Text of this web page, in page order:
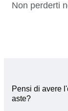
Non perderti
Pensi di avere
aste?